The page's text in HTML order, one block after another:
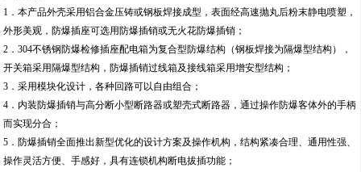
1．本产品外壳采用铝合金压铸或钢板焊接成型，表面经高速抛丸后粉末静电喷塑，
外形美观，防爆插座可选用防爆插销或无火花防爆插销；
2．304不锈钢防爆检修插座配电箱为复合型防爆结构（钢板焊接为隔爆型结构），
开关箱采用隔爆型结构，防爆插销过线箱及接线箱采用增安型结构；
3．采用模块化设计，各种回路可以自由组合；
4．内装防爆插销与高分断小型断路器或塑壳式断路器，通过操作防爆客体外的手柄
而实现分合；
5．防爆插销全面推出新型优化的设计方案及操作机构，结构紧凑合理、通用性强、
操作灵活方便、手感好，具有连锁机构断电拔插功能；